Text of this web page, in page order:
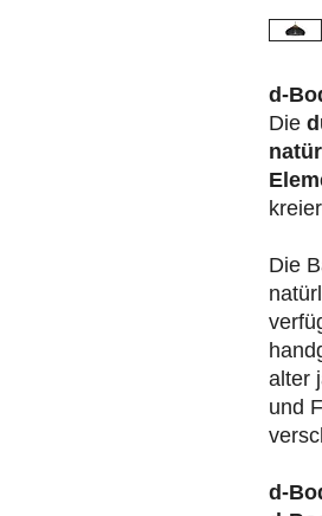
d-
Die
Die
alter
und
d-